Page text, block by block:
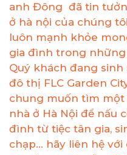
anh Đông đã tin
ở hà nội của chúng
luôn mạnh khỏe
gia đình trong những
Quý khách đang sinh
đô thị FLC Garden
chung muốn tìm một
nhà ở Hà Nội để nấu
đình từ tiệc tân gia,
chạp... hãy liên hệ